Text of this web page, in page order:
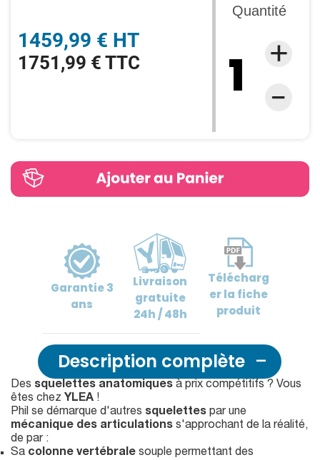
1459,99 € HT
1751,99 € TTC
Quantité
Garantie3
ans
Livraison
gratuite
24h / 48h
Télécharg
erla fiche
produit
Description complète
Des squelettes anatomiques à prix compétitifs ? Vous
êtes chez YLEA !
Phil se démarque d'autres squelettes par une
mécanique des articulations s'approchant de la réalité,
de par :
Sa colonne vertébrale souple permettant des